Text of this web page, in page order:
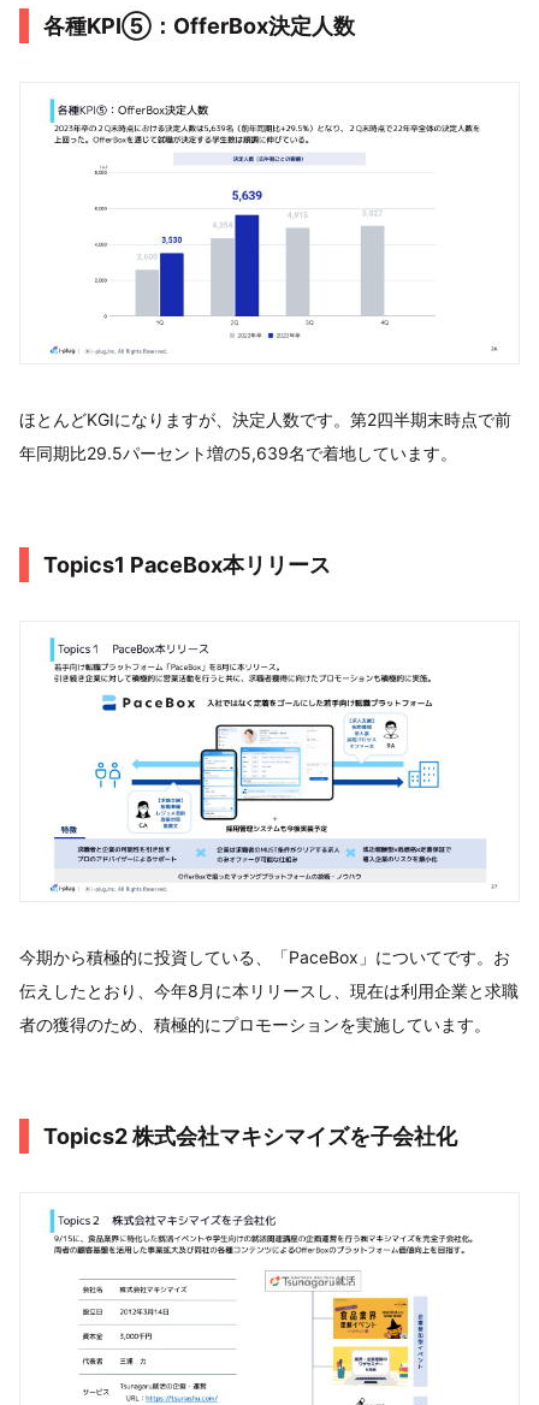
各種KPI⑤：OfferBox決定人数
ほとんどKGIになりますが、決定人数です。第2四半期末時点で前
年同期比29.5パーセント増の5,639名で着地しています。
Topics1 PaceBox本リリース
今期から積極的に投資している、「PaceBox」についてです。お
伝えしたとおり、今年8月に本リリースし、現在は利用企業と求職
者の獲得のため、積極的にプロモーションを実施しています。
Topics2 株式会社マキシマイズを子会社化